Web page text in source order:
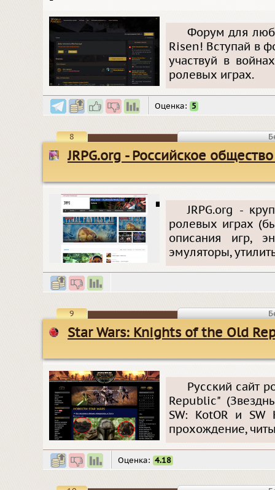
Форум для
Risen! Вступай в
участвуй в
ролевых играх.
Оценка: 5
8
JRPG.org - Российское
JRPG.org -
ролевых играх
описания игр,
эмуляторы,
9
Star Wars: Knights of the Old
Русский сайт
Republic"
SW: KotOR и
прохождение,
Оценка: 4.18